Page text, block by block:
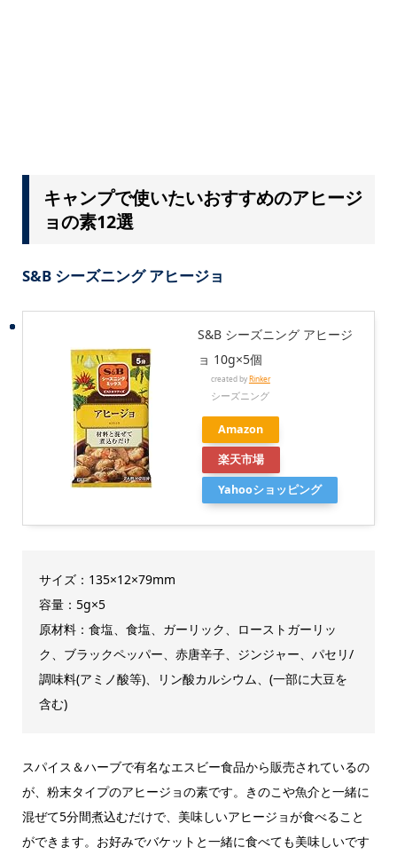
キャンプで使いたいおすすめのアヒージ
ョの素12選
S&B シーズニング アヒージョ
S&B シーズニング アヒージ
ョ 10g×5個
created byRinker
シーズニング
Amazon
楽天市場
Yahooショッピング
サイズ：135×12×79mm
容量：5g×5
原材料：食塩、食塩、ガーリック、ローストガーリッ
ク、ブラックペッパー、赤唐辛子、ジンジャー、パセリ/
調味料(アミノ酸等)、リン酸カルシウム、(一部に大豆を
含む)
スパイス＆ハーブで有名なエスビー食品から販売されているの
が、粉末タイプのアヒージョの素です。きのこや魚介と一緒に
混ぜて5分間煮込むだけで、美味しいアヒージョが食べること
ができます。お好みでバケットと一緒に食べても美味しいです